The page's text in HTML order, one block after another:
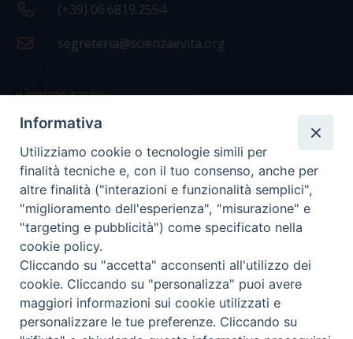
(+39) 06.6819.2554
segreteria@scienzaevita.org
IL CENTRO STUDI
La nostra storia
Statuto
Presidenza e ufficio presidenza
Consiglio scientifico
Coordinamento nazionale
Informativa
Utilizziamo cookie o tecnologie simili per
finalità tecniche e, con il tuo consenso, anche per
altre finalità ("interazioni e funzionalità semplici",
"miglioramento dell'esperienza", "misurazione" e
"targeting e pubblicità") come specificato nella
cookie policy.
Cliccando su "accetta" acconsenti all'utilizzo dei
cookie. Cliccando su "personalizza" puoi avere
maggiori informazioni sui cookie utilizzati e
personalizzare le tue preferenze. Cliccando su